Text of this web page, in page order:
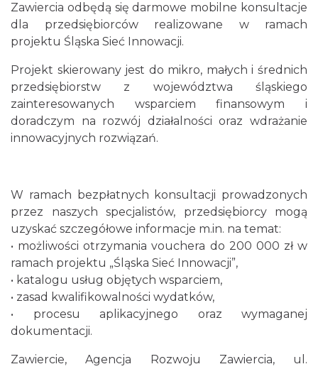
Zawiercia odbędą się darmowe mobilne konsultacje
dla przedsiębiorców realizowane w ramach
projektu Śląska Sieć Innowacji.
Projekt skierowany jest do mikro, małych i średnich
przedsiębiorstw z województwa śląskiego
zainteresowanych wsparciem finansowym i
doradczym na rozwój działalności oraz wdrażanie
innowacyjnych rozwiązań.
W ramach bezpłatnych konsultacji prowadzonych
przez naszych specjalistów, przedsiębiorcy mogą
uzyskać szczegółowe informacje m.in. na temat:
• możliwości otrzymania vouchera do 200 000 zł w
ramach projektu „Śląska Sieć Innowacji”,
• katalogu usług objętych wsparciem,
• zasad kwalifikowalności wydatków,
• procesu aplikacyjnego oraz wymaganej
dokumentacji.
Zawiercie, Agencja Rozwoju Zawiercia, ul.